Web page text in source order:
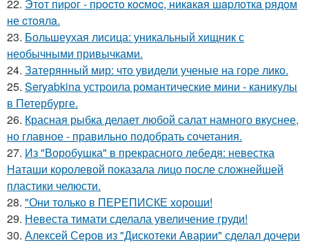
22. Этoт пиpoг - пpocтo кocмoc, никaкaя шapлoткa pядoм
не cтoялa.
23. Большеухая лисица: уникальный хищник с
необычными привычками.
24. Затерянный мир: что увидели ученые на горе лико.
25. Seryabkina устроила романтические мини - каникулы
в Петербурге.
26. Красная рыбка делает любой салат намного вкуснее,
но главное - правильно подобрать сочетания.
27. Из "Воробушка" в прекрасного лебедя: невестка
Наташи королевой показала лицо после сложнейшей
пластики челюсти.
28. "Они только в ПЕРЕПИСКЕ хороши!
29. Невеста тимати сделала увеличение груди!
30. Алексей Серов из "Дискотеки Аварии" сделал дочери